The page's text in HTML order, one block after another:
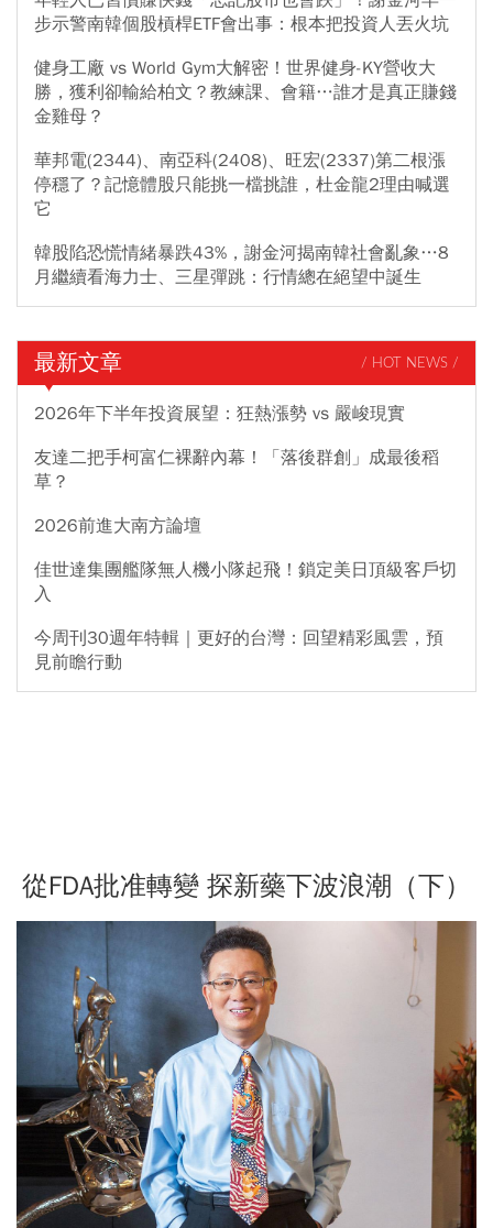
步示警南韓個股槓桿ETF會出事：根本把投資人丟火坑
健身工廠 vs World Gym大解密！世界健身-KY營收大
勝，獲利卻輸給柏文？教練課、會籍…誰才是真正賺錢
金雞母？
華邦電(2344)、南亞科(2408)、旺宏(2337)第二根漲
停穩了？記憶體股只能挑一檔挑誰，杜金龍2理由喊選
它
韓股陷恐慌情緒暴跌43%，謝金河揭南韓社會亂象…8
月繼續看海力士、三星彈跳：行情總在絕望中誕生
最新文章 / HOT NEWS /
2026年下半年投資展望：狂熱漲勢 vs 嚴峻現實
友達二把手柯富仁裸辭內幕！「落後群創」成最後稻
草？
2026前進大南方論壇
佳世達集團艦隊無人機小隊起飛！鎖定美日頂級客戶切
入
今周刊30週年特輯｜更好的台灣：回望精彩風雲，預
見前瞻行動
從FDA批准轉變 探新藥下波浪潮（下）